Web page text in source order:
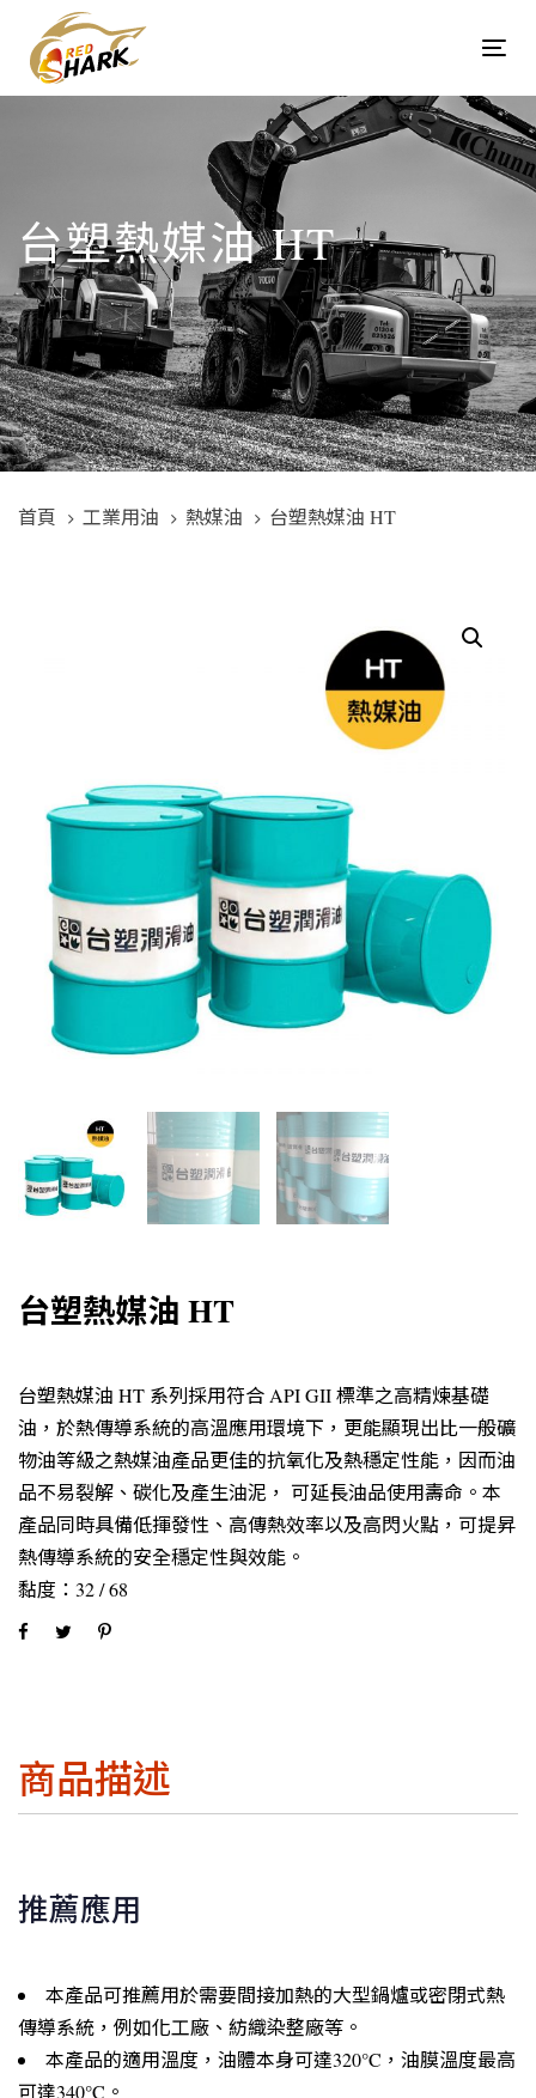
links
content
台塑熱媒油 HT
首頁 工業用油 熱媒油 台塑熱媒油 HT
台塑熱媒油 HT
台塑熱媒油 HT 系列採用符合 API GII 標準之高精煉基礎
油，於熱傳導系統的高溫應用環境下，更能顯現出比一般礦
物油等級之熱媒油產品更佳的抗氧化及熱穩定性能，因而油
品不易裂解、碳化及產生油泥， 可延長油品使用壽命。本
產品同時具備低揮發性、高傳熱效率以及高閃火點，可提昇
熱傳導系統的安全穩定性與效能。
黏度：32 / 68
商品描述
推薦應用
本產品可推薦用於需要間接加熱的大型鍋爐或密閉式熱
傳導系統，例如化工廠、紡織染整廠等。
本產品的適用溫度，油體本身可達320°C，油膜溫度最高
可達340°C。